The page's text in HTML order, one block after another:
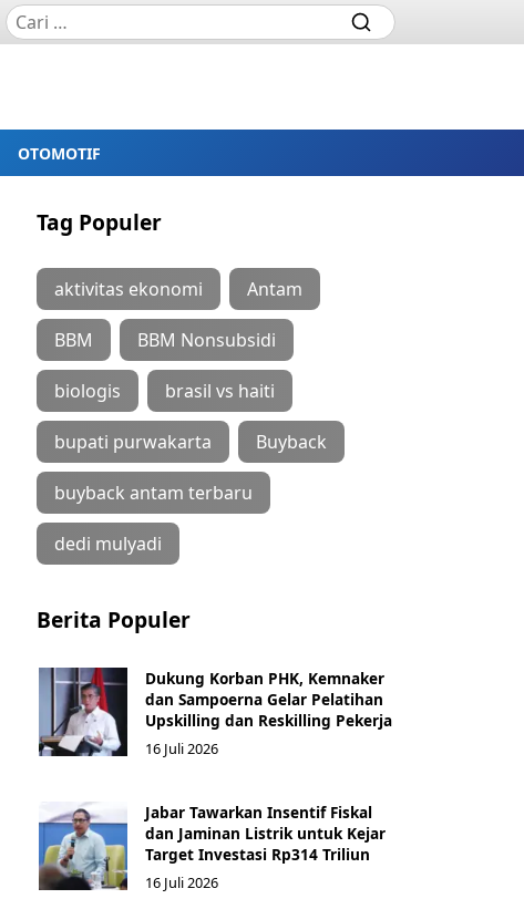
OTOMOTIF
Tag Populer
aktivitas ekonomi Antam
BBM BBM Nonsubsidi
biologis brasil vs haiti
bupati purwakarta Buyback
buyback antam terbaru
dedi mulyadi
Berita Populer
Dukung Korban PHK, Kemnaker
dan Sampoerna Gelar Pelatihan
Upskilling dan Reskilling Pekerja
16 Juli 2026
Jabar Tawarkan Insentif Fiskal
dan Jaminan Listrik untuk Kejar
Target Investasi Rp314 Triliun
16 Juli 2026